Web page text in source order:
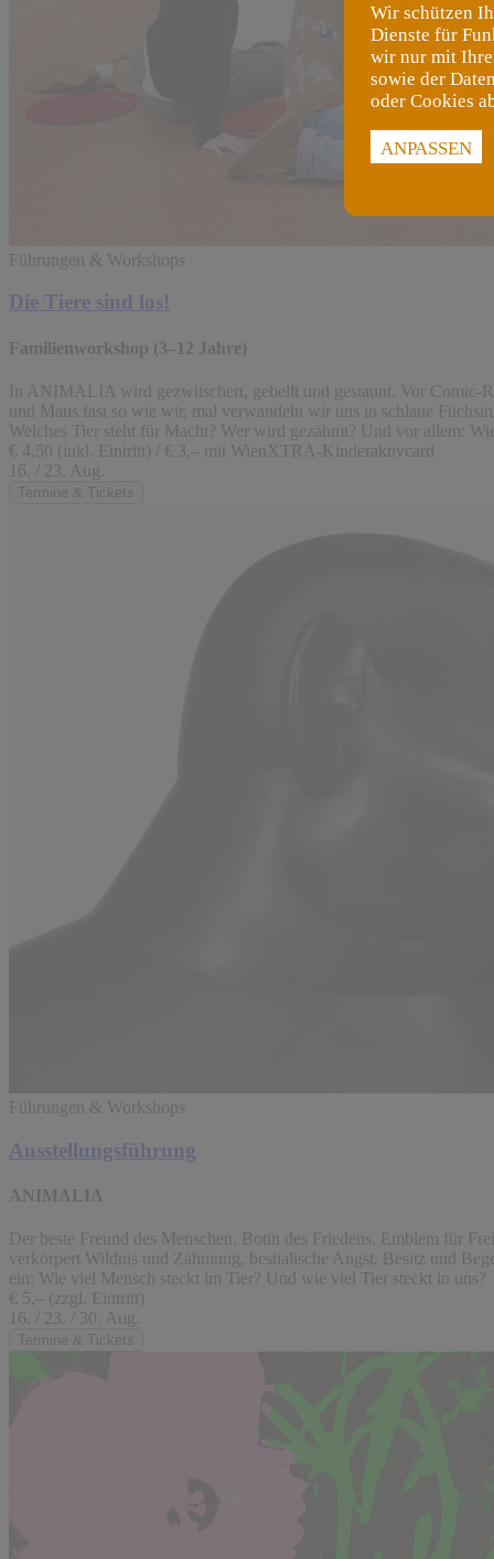
Führungen & Workshops
Die Tiere sind los!
Familienworkshop (3–12 Jahre)
In ANIMALIA wird gezwitschert, gebellt und gestaunt. Vor Comic-
und Maus fast so wie wir, mal verwandeln wir uns in schlaue
Welches Tier steht für Macht? Wer wird gezähmt? Und vor allem:
€ 4,50 (inkl. Eintritt) / € 3,– mit WienXTRA-Kinderaktivcard
16. / 23. Aug.
Termine & Tickets
Führungen & Workshops
Ausstellungsführung
ANIMALIA
Der beste Freund des Menschen. Botin des Friedens. Emblem für
verkörpert Wildnis und Zähmung, bestialische Angst, Besitz und
ein: Wie viel Mensch steckt im Tier? Und wie viel Tier steckt in uns?
€ 5,– (zzgl. Eintritt)
16. / 23. / 30. Aug.
Termine & Tickets
Wir schützen
Dienste für
wir nur mit
sowie der
oder Cookies
ANPASSEN